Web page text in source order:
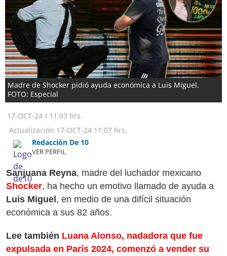
Madre de Shocker pidió ayuda económica a Luis Miguel.
FOTO: Especial
17-OCT-24 / 11:03 hrs.
Actualización 17-OCT-24 11:07 hrs.
Redacción De 10
VER PERFIL
Sanjuana Reyna, madre del luchador mexicano
Shocker, ha hecho un emotivo llamado de ayuda a
Luis Miguel , en medio de una difícil situación
económica a sus 82 años.
Lee también Luana Alonso, nadadora que fue
expulsada en París 2024, comenzó a vender su